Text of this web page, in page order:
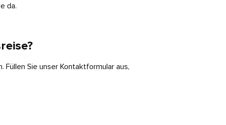
da.
Füllen Sie unser Kontaktformular aus,